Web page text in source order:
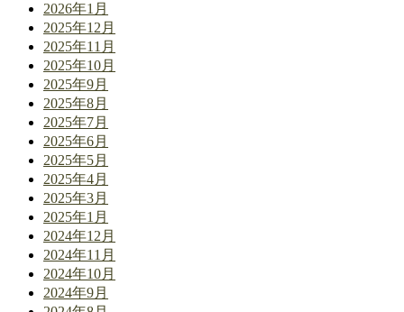
2026年1月
2025年12月
2025年11月
2025年10月
2025年9月
2025年8月
2025年7月
2025年6月
2025年5月
2025年4月
2025年3月
2025年1月
2024年12月
2024年11月
2024年10月
2024年9月